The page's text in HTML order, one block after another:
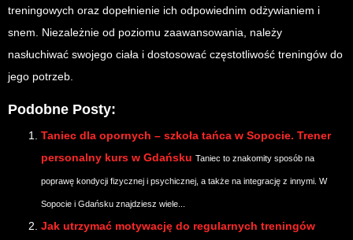
treningowych oraz dopełnienie ich odpowiednim odżywianiem i
snem. Niezależnie od poziomu zaawansowania, należy
nasłuchiwać swojego ciała i dostosować częstotliwość treningów do
jego potrzeb.
Podobne Posty:
Taniec dla opornych – szkoła tańca w Sopocie. Trener
personalny kurs w Gdańsku Taniec to znakomity sposób na
poprawę kondycji fizycznej i psychicznej, a także na integrację z innymi. W
Sopocie i Gdańsku znajdziesz wiele...
Jak utrzymać motywację do regularnych treningów